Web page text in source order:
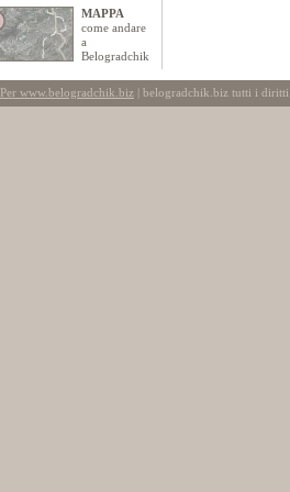
MAPPA
come andare
a
Belogradchik
Per www.belogradchik.biz | belogradchik.biz tutti i diritti